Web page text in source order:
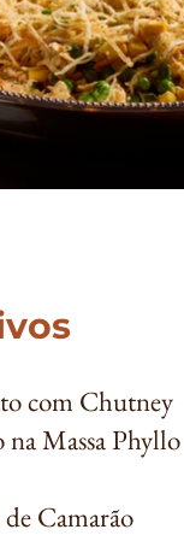
com Chutney
na Massa Phyllo
Camarão